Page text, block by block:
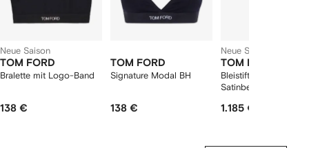
Neue Saison
TOM FORD
Bralette mit Logo-Band
138 €
TOM FORD
Signature Modal BH
138 €
Neue Saison
TOM FORD
Bleistift-Midirock mit
Satinbesatz
1.185 €